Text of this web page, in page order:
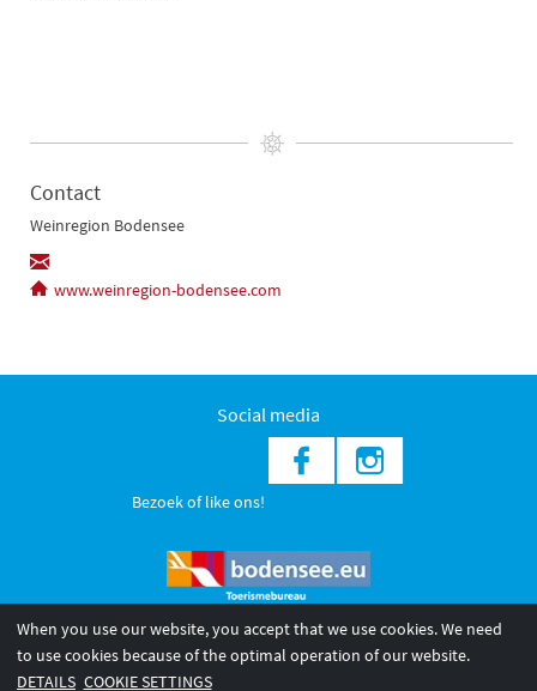
Contact
Weinregion Bodensee
www.weinregion-bodensee.com
Social media
Bezoek of like ons!
© 2026 Internationale Bodensee Tourismus GmbH
When you use our website, you accept that we use cookies. We need
to use cookies because of the optimal operation of our website.
DETAILS COOKIE SETTINGS